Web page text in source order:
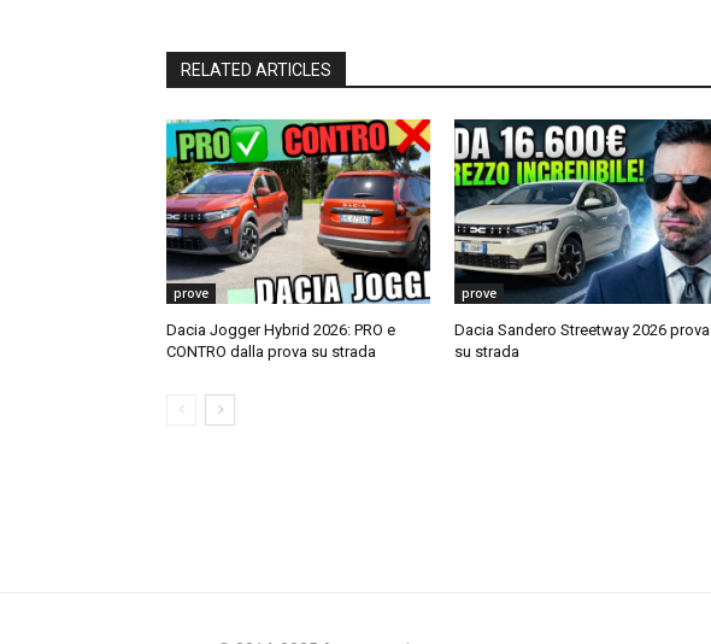
RELATED ARTICLES
prove
Dacia Jogger Hybrid 2026: PRO e
CONTRO dalla prova su strada
prove
Dacia Sandero Streetway 2026 prova
su strada